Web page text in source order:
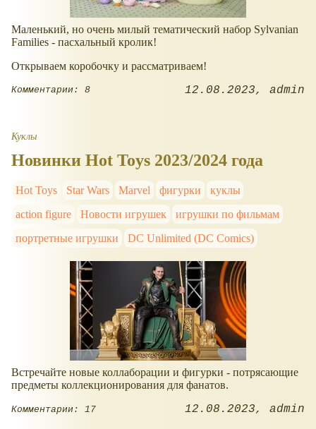
Маленький, но очень милый тематический набор Sylvanian
Families - пасхальный кролик!
Открываем коробочку и рассматриваем!
Комментарии: 8 12.08.2023 admin
Куклы
Новинки Hot Toys 2023/2024 года
Hot Toys Star Wars Marvel фигурки
куклы
action figure
Новости игрушек
игрушки по фильмам
портретные игрушки
DC Unlimited (DC Comics)
Встречайте новые коллаборации и фигурки - потрясающие
предметы коллекционирования для фанатов.
Комментарии: 17 12.08.2023 admin